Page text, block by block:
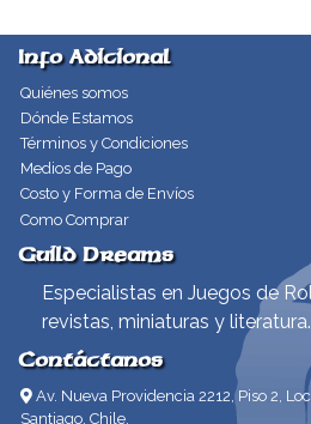
Info Adicional
Quiénes somos
Dónde Estamos
Términos y Condiciones
Medios de Pago
Costo y Forma de Envíos
Como Comprar
Guild Dreams
Especialistas en Juegos de
revistas, miniaturas y literatura.
Contáctanos
Av. Nueva Providencia 2212, Piso 2,
Santiago, Chile.